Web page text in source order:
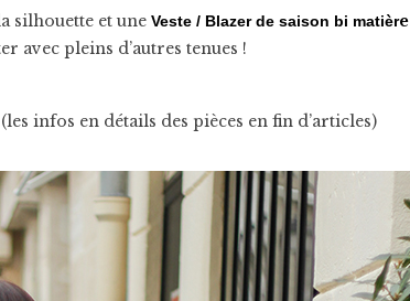
silhouette et une Veste / Blazer de saison bi matière
avec pleins d’autres tenues !
infos en détails des pièces en fin d’articles)